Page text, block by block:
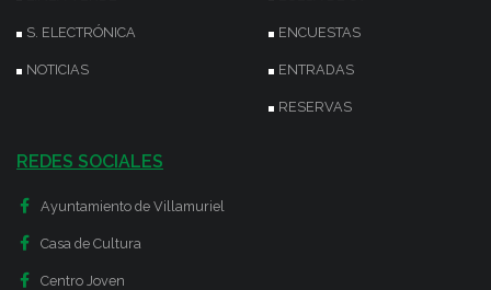
S. ELECTRÓNICA
NOTICIAS
ENCUESTAS
ENTRADAS
RESERVAS
REDES SOCIALES
Ayuntamiento de Villamuriel
Casa de Cultura
Centro Joven